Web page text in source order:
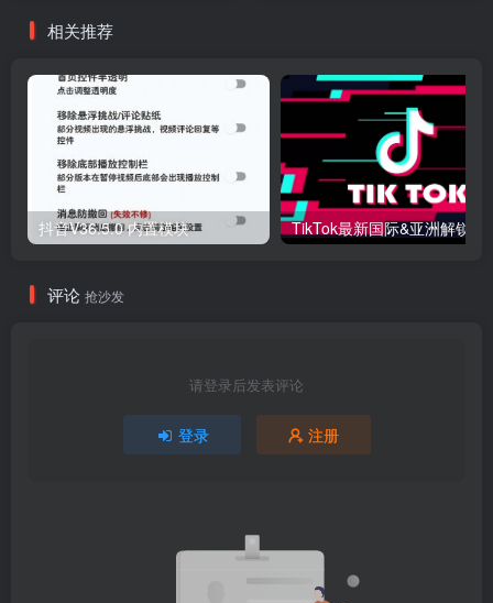
相关推荐
抖音V36.5.0 内置模块
评论 抢沙发
请登录后发表评论
登录 注册